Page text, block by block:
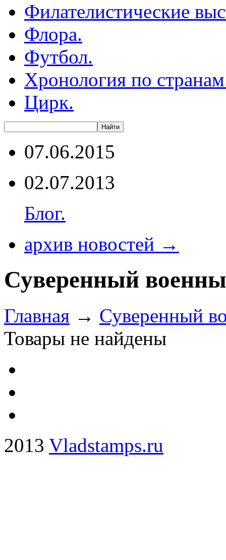
Филателистические
Флора.
Футбол.
Хронология по
Цирк.
07.06.2015
02.07.2013
Блог.
архив новостей →
Суверенный
Главная → Суверенный
Товары не найдены
2013 Vladstamps.ru